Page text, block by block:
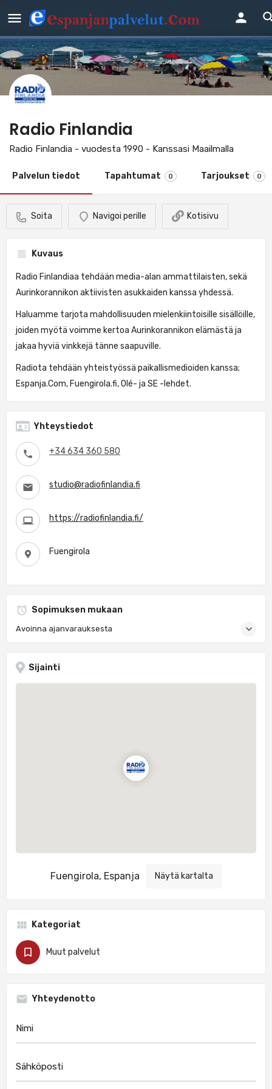
Radio Finlandia
Radio Finlandia - vuodesta 1990 - Kanssasi Maailmalla
Palvelun tiedot Tapahtumat 0 Tarjoukset 0
Soita Navigoi perille Kotisivu
Kuvaus
Radio Finlandiaa tehdään media-alan ammattilaisten, sekä
Aurinkorannikon aktiivisten asukkaiden kanssa yhdessä.
Haluamme tarjota mahdollisuuden mielenkiintoisille sisällöille,
joiden myötä voimme kertoa Aurinkorannikon elämästä ja
jakaa hyviä vinkkejä tänne saapuville.
Radiota tehdään yhteistyössä paikallismedioiden kanssa;
Espanja.Com, Fuengirola.fi, Olé- ja SE -lehdet.
Yhteystiedot
+34 634 360 580
studio@radiofinlandia.fi
https://radiofinlandia.fi/
Fuengirola
Sopimuksen mukaan
Avoinna ajanvarauksesta
Sijainti
Fuengirola, Espanja Näytä kartalta
Kategoriat
Muut palvelut
Yhteydenotto